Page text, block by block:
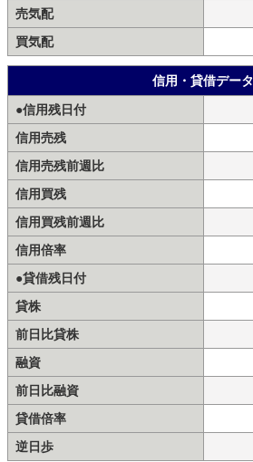
売気配
買気配
信用・貸借データ
●信用残日付
信用売残
信用売残前週比
信用買残
信用買残前週比
信用倍率
●貸借残日付
貸株
前日比貸株
融資
前日比融資
貸借倍率
逆日歩